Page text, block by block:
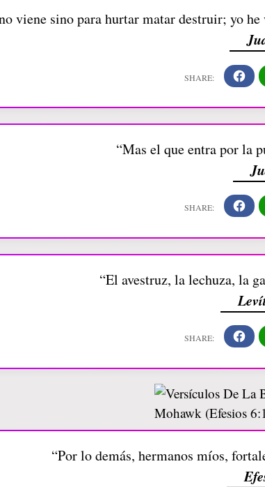
viene sino para hurtar matar destruir; yo
“Mas el que entra por la
“El avestruz, la lechuza, la
“Por lo demás, hermanos míos,